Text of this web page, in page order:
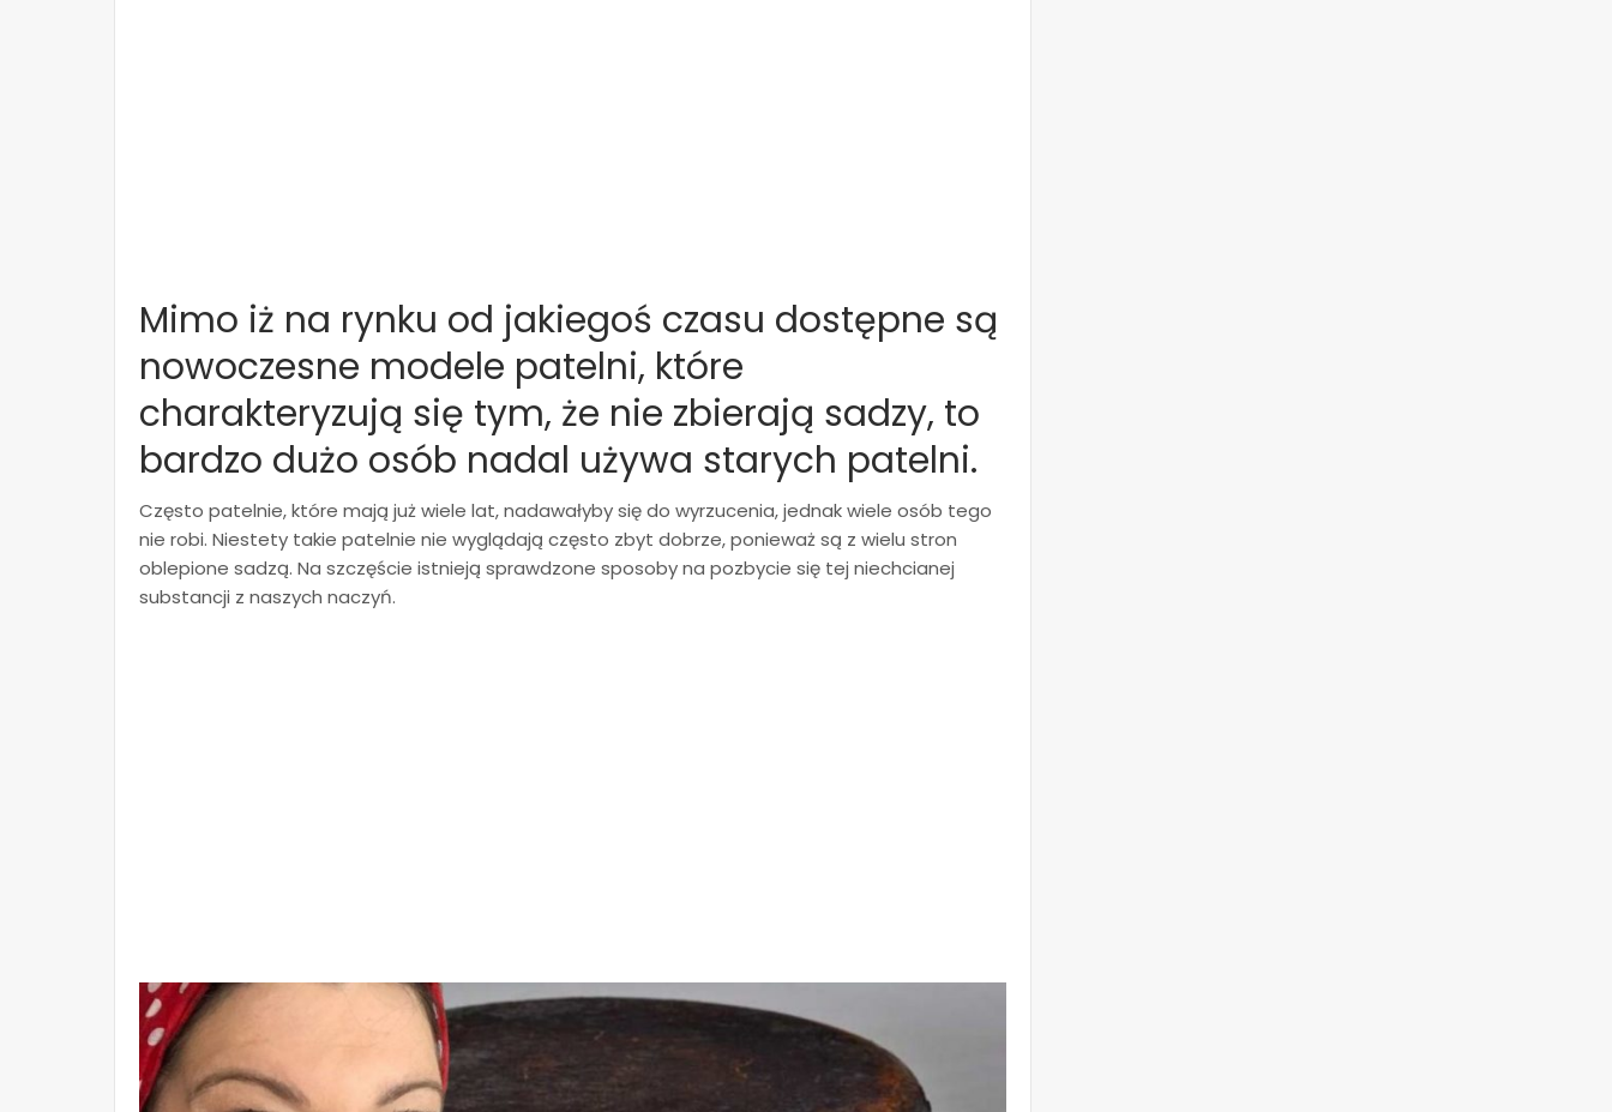
Mimo iż na rynku od jakiegoś czasu dostępne są
nowoczesne modele patelni, które
charakteryzują się tym, że nie zbierają sadzy, to
bardzo dużo osób nadal używa starych patelni.
Często patelnie, które mają już wiele lat, nadawałyby się do wyrzucenia, jednak wiele osób tego
nie robi. Niestety takie patelnie nie wyglądają często zbyt dobrze, ponieważ są z wielu stron
oblepione sadzą. Na szczęście istnieją sprawdzone sposoby na pozbycie się tej niechcianej
substancji z naszych naczyń.